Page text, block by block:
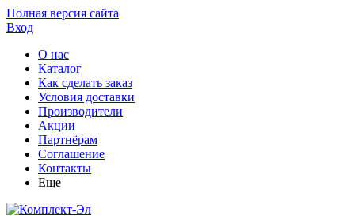
Полная версия сайта
Вход
О нас
Каталог
Как сделать заказ
Условия доставки
Производители
Акции
Партнёрам
Соглашение
Контакты
Еще